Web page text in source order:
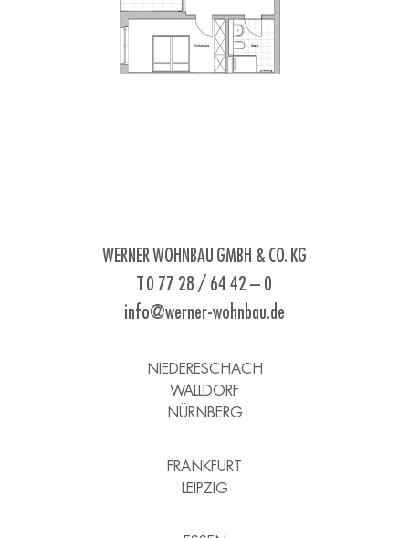
WERNER WOHNBAU GMBH & CO. KG
T 0 77 28 / 64 42 – 0
info@werner-wohnbau.de
NIEDERESCHACH
WALLDORF
NÜRNBERG
FRANKFURT
LEIPZIG